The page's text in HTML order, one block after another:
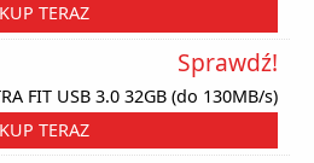
KUP TERAZ
FIT USB 3.0 32GB (do 130MB/s)
Sprawdź!
KUP TERAZ